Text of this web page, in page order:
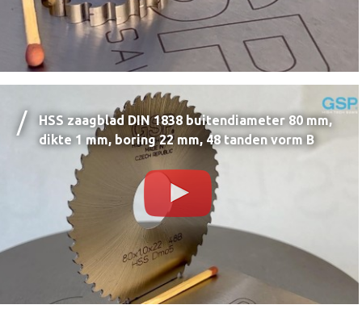
HSS zaagblad DIN 1838 buitendiameter 80 mm,
dikte 1 mm, boring 22 mm, 48 tanden vorm B